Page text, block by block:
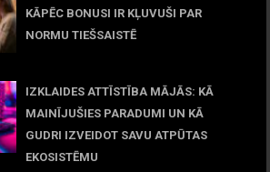
KĀPĒC BONUSI IR KĻUVUŠI PAR
NORMU TIEŠSAISTĒ
IZKLAIDES ATTĪSTĪBA MĀJĀS: KĀ
MAINĪJUŠIES PARADUMI UN KĀ
GUDRI IZVEIDOT SAVU ATPŪTAS
EKOSISTĒMU